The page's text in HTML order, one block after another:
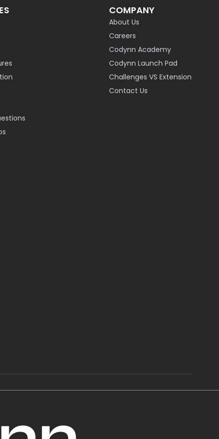
COMPANY
About Us
Careers
Codynn Academy
Codynn Launch Pad
Challenges VS Extension
Contact Us